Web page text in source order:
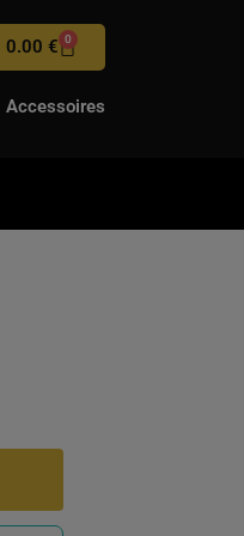
0.00€ 0
Accessoires